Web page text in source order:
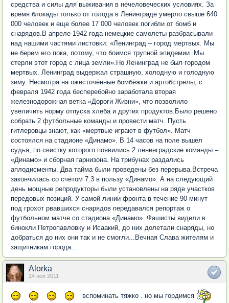
средства и силы для выживания в нечеловеческих условиях. За
время блокады только от голода в Ленинграде умерло свыше 640
000 человек и еще более 17 000 человек погибли от бомб и
снарядов.В апреле 1942 года немецкие самолеты разбрасывали
над нашими частями листовки: «Ленинград – город мертвых. Мы
не берем его пока, потому, что боимся трупной эпидемии. Мы
стерли этот город с лица земли».Но Ленинград не был городом
мертвых. Ленинград выдержал страшную, холодную и голодную
зиму. Несмотря на ожесточённые бомбёжки и артобстрелы, с
февраля 1942 года бесперебойно заработала вторая
железнодорожная ветка «Дороги Жизни», что позволило
увеличить норму отпуска хлеба и других продуктов.Было решено
собрать 2 футбольные команды и провести матч. Пусть
гитлеровцы знают, как «мертвые играют в футбол». Матч
состоялся на стадионе «Динамо». В 14 часов на поле вышел
судья, по свистку которого появились 2 ленинградские команды –
«Динамо» и сборная гарнизона. На трибунах раздались
аплодисменты. Два тайма были проведены без перерыва.Встреча
закончилась со счётом 7:3 в пользу «Динамо». А на следующий
день мощные репродукторы были установлены на ряде участков
передовых позиций. У самой линии фронта в течение 90 минут
под грохот рвавшихся снарядов передавался репортаж о
футбольном матче со стадиона «Динамо». Фашисты видели в
бинокли Петропавловку и Исаакий, до них долетали снаряды, но
добраться до них они так и не смогли...Вечная Слава жителям и
защитникам города...
Alorka
24 ноя 2011
вспоминать тяжко . но мы гордимся